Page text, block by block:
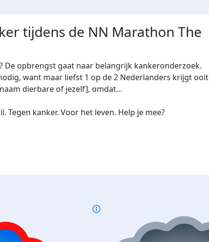
tijdens de NN Marathon The
De opbrengst gaat naar belangrijk kankeronderzoek.
want maar liefst 1 op de 2 Nederlanders krijgt ooit
dierbare of jezelf], omdat...
Tegen kanker. Voor het leven. Help je mee?